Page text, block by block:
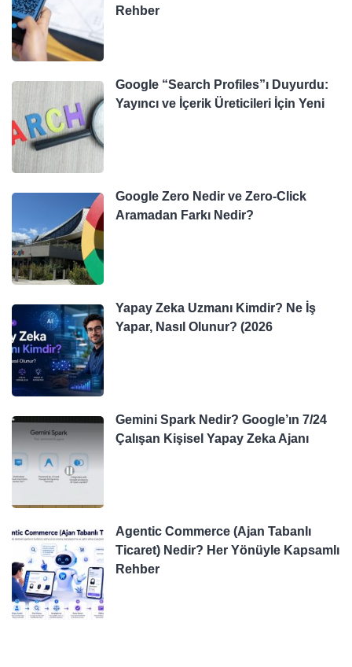
Rehber
Google “Search Profiles”ı Duyurdu:
Yayıncı ve İçerik Üreticileri İçin Yeni
Google Zero Nedir ve Zero-Click
Aramadan Farkı Nedir?
Yapay Zeka Uzmanı Kimdir? Ne İş
Yapar, Nasıl Olunur? (2026
Gemini Spark Nedir? Google’ın 7/24
Çalışan Kişisel Yapay Zeka Ajanı
Agentic Commerce (Ajan Tabanlı
Ticaret) Nedir? Her Yönüyle Kapsamlı
Rehber